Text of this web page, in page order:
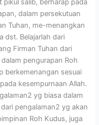
dalam persekutuan
Tuhan, me-menangkan
dst. Belajarlah dari
Firman Tuhan dari
pengurapan Roh
berkemenangan sesuai
kesempurnaan Allah.
yg biasa dalam
pengalaman2 yg akan
Roh Kudus, juga